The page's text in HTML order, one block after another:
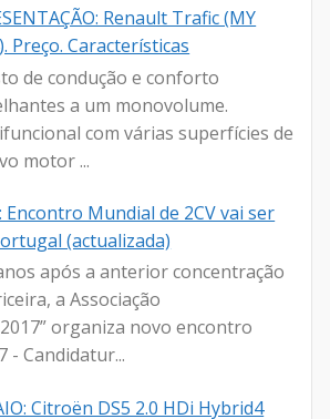
Renault Trafic (MY
Preço. Características
de condução e conforto
a um monovolume.
com várias superfícies de
motor ...
Encontro Mundial de 2CV vai ser
(actualizada)
após a anterior concentração
a Associação
organiza novo encontro
- Candidatur...
Citroën DS5 2.0 HDi Hybrid4